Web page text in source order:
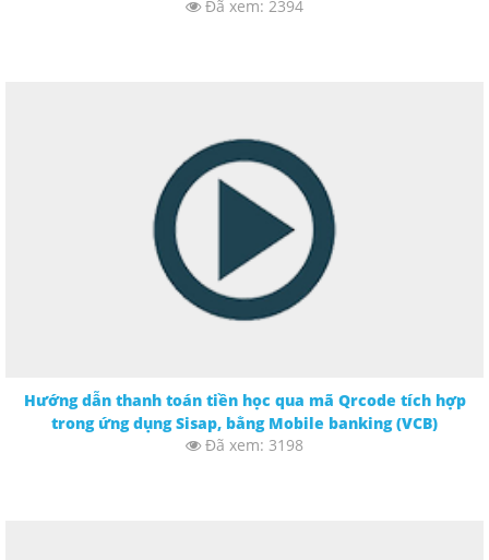
Đã xem: 2394
Hướng dẫn thanh toán tiền học qua mã Qrcode tích hợp
trong ứng dụng Sisap, bằng Mobile banking (VCB)
Đã xem: 3198